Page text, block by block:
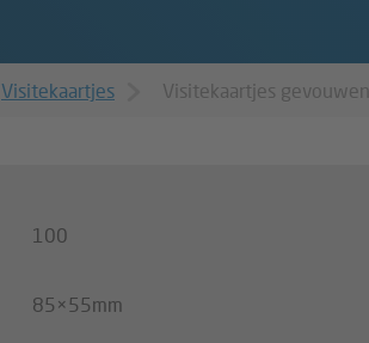
Visitekaartjes Visitekaartjes gevouwen
100
85×55mm